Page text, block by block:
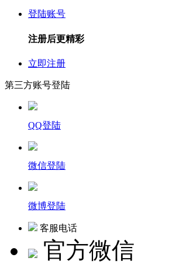
登陆账号
注册后更精彩
立即注册
第三方账号登陆
QQ登陆
微信登陆
微博登陆
客服电话
官方微信